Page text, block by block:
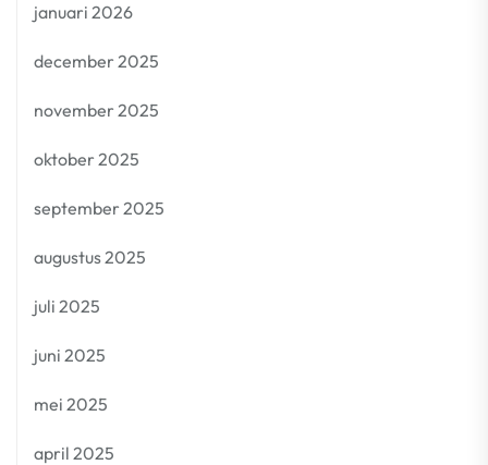
januari 2026
december 2025
november 2025
oktober 2025
september 2025
augustus 2025
juli 2025
juni 2025
mei 2025
april 2025